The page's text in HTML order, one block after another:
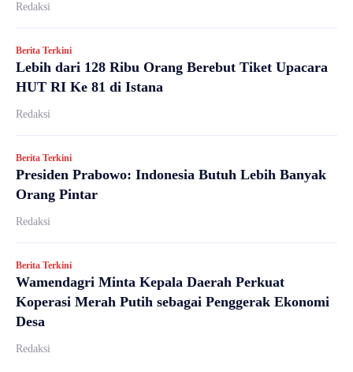
Redaksi
Berita Terkini
Lebih dari 128 Ribu Orang Berebut Tiket Upacara
HUT RI Ke 81 di Istana
Redaksi
Berita Terkini
Presiden Prabowo: Indonesia Butuh Lebih Banyak
Orang Pintar
Redaksi
Berita Terkini
Wamendagri Minta Kepala Daerah Perkuat
Koperasi Merah Putih sebagai Penggerak Ekonomi
Desa
Redaksi